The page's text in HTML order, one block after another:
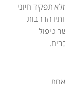
תפקיד חיוני
הרחבות
טיפול
אחת